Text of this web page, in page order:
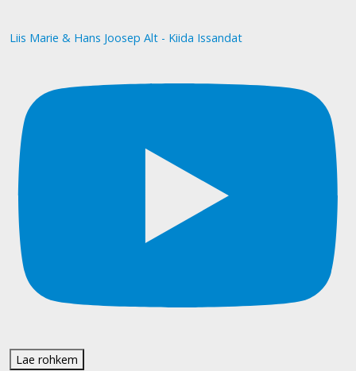
Liis Marie & Hans Joosep Alt - Kiida Issandat
Lae rohkem